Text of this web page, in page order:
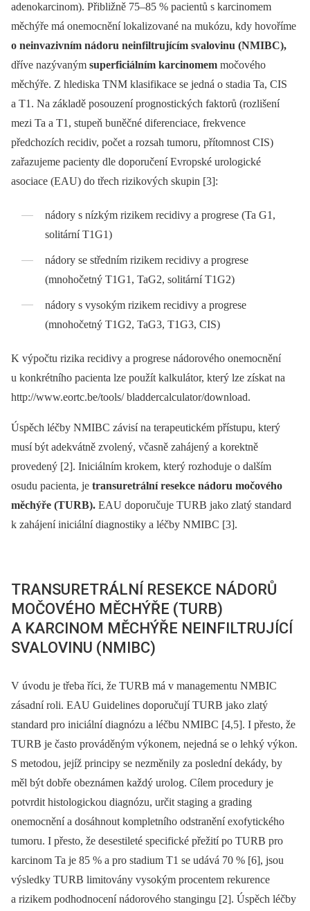
adenokarcinom). Přibližně 75–85 % pa­cientů s karcinomem
měchýře má one­moc­nění lokalizované na mukózu, kdy hovoříme
o neinvazivním nádoru neinfiltrujícím svalovinu (NMIBC),
dříve nazýva­ným superficiálním karcinomem močo­vého
měchýře. Z hlediska TNM klasifikace se jedná o stadia Ta, CIS
a T1. Na základě posouzení prognostických faktorů (rozli­šení
mezi Ta a T1, stupeň buněčné dife­renciace, frekvence
předchozích recidiv, počet a rozsah tumoru, přítomnost CIS)
zařazujeme pacienty dle doporučení Evropské urologické
asociace (EAU) do třech rizikových skupin [3]:
nádory s nízkým rizikem recidivy a progrese (Ta G1,
solitární T1G1)
nádory se středním rizikem recidivy a progrese
(mnohočetný T1G1, TaG2, solitární T1G2)
nádory s vysokým rizikem recidivy a progrese
(mnohočetný T1G2, TaG3, T1G3, CIS)
K výpočtu rizika recidivy a progrese nádorového onemocnění
u konkrétního pacienta lze použít kalkulátor, který lze získat na
http://www.eortc.be/tools/ bladdercalculator/download.
Úspěch léčby NMIBC závisí na tera­peu­tickém přístupu, který
musí být adekvátně zvolený, včasně zahájený a korektně
provedený [2]. Iniciálním krokem, který rozhoduje o dalším
osudu pacienta, je transuretrální resekce nádoru močového
měchýře (TURB). EAU doporučuje TURB jako zlatý standard
k zahájení iniciální diagnostiky a léčby NMIBC [3].
TRANSURETRÁLNÍ RESEKCE NÁDORŮ
MOČOVÉHO MĚCHÝŘE (TURB)
A KARCINOM MĚCHÝŘE NEINFILTRUJÍCÍ
SVALOVINU (NMIBC)
V úvodu je třeba říci, že TURB má v ma­nagementu NMBIC
zásadní roli. EAU Guide­lines doporučují TURB jako zlatý
standard pro iniciální diagnózu a léčbu NMIBC [4,5]. I přesto, že
TURB je často prováděným výkonem, nejedná se o lehký výkon.
S metodou, jejíž principy se ne­změ­nily za poslední dekády, by
měl být dobře obeznámen každý urolog. Cílem procedury je
potvrdit histologickou diagnózu, určit staging a grading
onemocnění a dosáhnout kompletního odstranění exofytického
tumoru. I přesto, že desestileté specifické přežití po TURB pro
karcinom Ta je 85 % a pro stadium T1 se udává 70 % [6], jsou
výsledky TURB limitovány vysokým procentem rekurence
a rizikem podhodnocení nádorového stangingu [2]. Úspěch léčby